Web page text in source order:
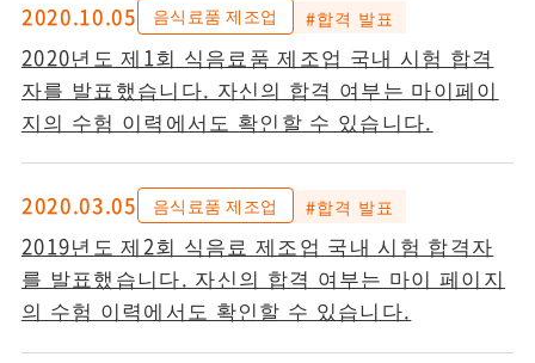
2020.10.05 음식료품 제조업 #합격 발표
2020년도 제1회 식음료품 제조업 국내 시험 합격
자를 발표했습니다. 자신의 합격 여부는 마이페이
지의 수험 이력에서도 확인할 수 있습니다.
2020.03.05 음식료품 제조업 #합격 발표
2019년도 제2회 식음료 제조업 국내 시험 합격자
를 발표했습니다. 자신의 합격 여부는 마이 페이지
의 수험 이력에서도 확인할 수 있습니다.